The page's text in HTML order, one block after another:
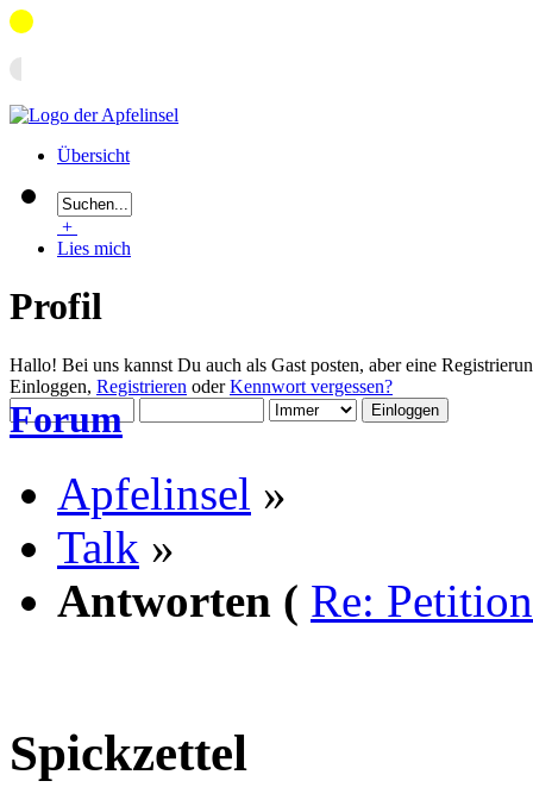
Übersicht
+
Lies mich
Profil
Hallo! Bei uns kannst Du auch als Gast posten, aber eine
Einloggen, Registrieren oderKennwort vergessen?
Forum
Apfelinsel »
Talk »
Antworten ( Re:
Spickzettel